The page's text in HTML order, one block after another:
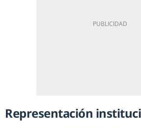
Representación